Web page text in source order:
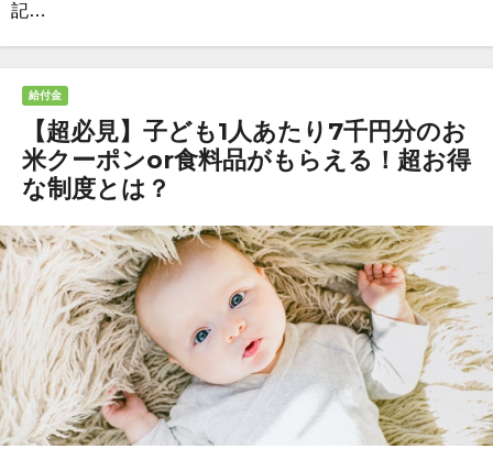
記…
給付金
【超必見】子ども1人あたり7千円分のお
米クーポンor食料品がもらえる！超お得
な制度とは？